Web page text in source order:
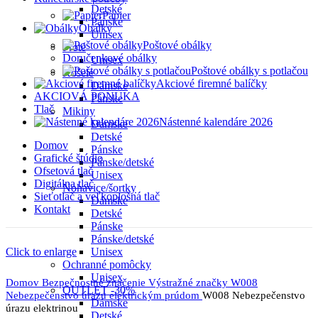
Detské
Pánske
Unisex
Froté
Unisex
Košele
Dámske
Pánske
Mikiny
Dámske
Detské
Pánske
Pánske/detské
Unisex
Nohavice/šortky
Dámske
Detské
Pánske
Pánske/detské
Unisex
Ochranné pomôcky
Unisex
OUTLET -30%
Dámske
Detské
Papier
Obálky
Poštové obálky
Doručenkové obálky
Poštové obálky s potlačou
Akciové firemné balíčky
AKCIOVÁ PONUKA
Tlač
Nástenné kalendáre 2026
Domov
Grafické štúdio
Ofsetová tlač
Digitálna tlač
Sieťotlač a veľkoplošná tlač
Kontakt
Click to enlarge
Domov Bezpečnostné značenie Výstražné značky W008
Nebezpečenstvo úrazu elektrickým prúdom W008 Nebezpečenstvo
úrazu elektrinou